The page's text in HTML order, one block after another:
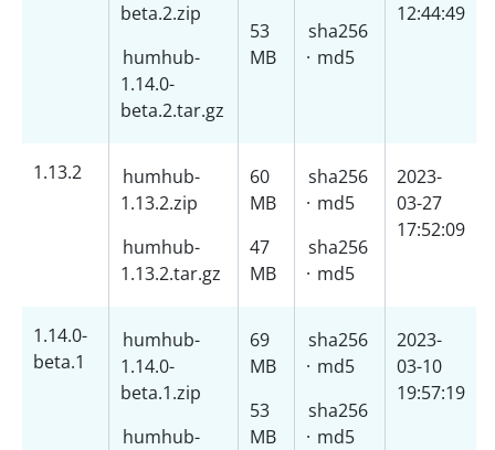
beta.2.zip
humhub-
1.14.0-
beta.2.tar.gz
53
MB
sha256
· md5
12:44:49
1.13.2
humhub-
1.13.2.zip
humhub-
1.13.2.tar.gz
60
MB
47
MB
sha256
· md5
sha256
· md5
2023-
03-27
17:52:09
1.14.0-
beta.1
humhub-
1.14.0-
beta.1.zip
humhub-
69
MB
53
MB
sha256
· md5
sha256
· md5
2023-
03-10
19:57:19